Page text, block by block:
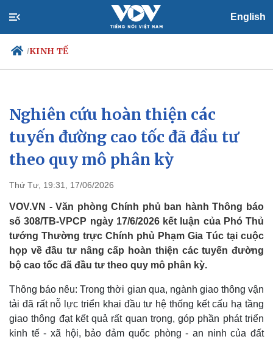
English
/KINH TẾ
Chính trị
Tổ chức nhân sự
Quốc hội
Nhận diện sự thật
Xã hội
Tin 24h
Dự báo thời tiết
Giáo dục
Dấu ấn VOV
Nghiên cứu hoàn thiện các
tuyến đường cao tốc đã đầu tư
theo quy mô phân kỳ
Thứ Tư, 19:31, 17/06/2026
VOV.VN - Văn phòng Chính phủ ban hành Thông báo
số 308/TB-VPCP ngày 17/6/2026 kết luận của Phó Thủ
tướng Thường trực Chính phủ Phạm Gia Túc tại cuộc
họp về đầu tư nâng cấp hoàn thiện các tuyến đường
bộ cao tốc đã đầu tư theo quy mô phân kỳ.
Thông báo nêu: Trong thời gian qua, ngành giao thông vận
tải đã rất nỗ lực triển khai đầu tư hệ thống kết cấu hạ tầng
giao thông đạt kết quả rất quan trọng, góp phần phát triển
kinh tế - xã hội, bảo đảm quốc phòng - an ninh của đất